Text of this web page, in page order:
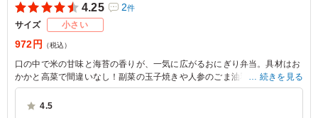
4.25 2件
サイズ 小さい
972円 （税込）
口の中で米の甘味と海苔の香りが、一気に広がるおにぎり弁当。具材はお
かかと高菜で間違いなし！副菜の玉子焼きや人参のごま油和え等が、彩り
を添えます。板五米店-旅とお結び-のこだわりを詰め込んだ一品を是非、
お楽しみください。
続きを見る
4.5